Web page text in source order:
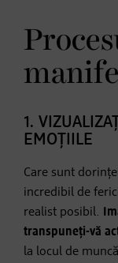
1.
EMOȚIILE
Care sunt
incredibil de
realist posibil.
transpuneți-vă
la locul de